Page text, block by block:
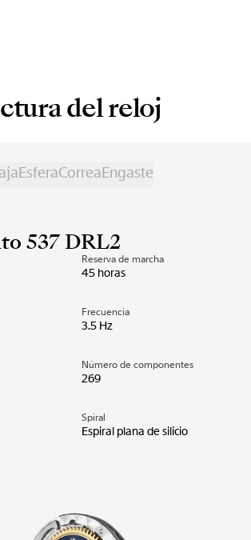
del reloj
EsferaCorreaEngaste
537 DRL2
Reserva de marcha
45 horas
Frecuencia
3.5 Hz
Número de componentes
269
Spiral
Espiral plana de silicio